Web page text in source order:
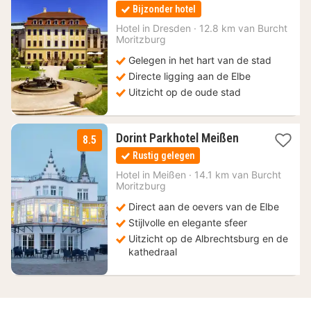
nacht
vanaf
99,64
€
Bijzonder hotel
Hotel in Dresden · 12.8 km van Burcht
Moritzburg
Gelegen in het hart van de stad
Directe ligging aan de Elbe
Uitzicht op de oude stad
8.5 Dorint Parkhotel Meißen1
97,20
Rustig gelegen
Hotel in Meißen · 14.1 km van Burcht
Moritzburg
Direct aan de oevers van de Elbe
Stijlvolle en elegante sfeer
Uitzicht op de Albrechtsburg en de
kathedraal